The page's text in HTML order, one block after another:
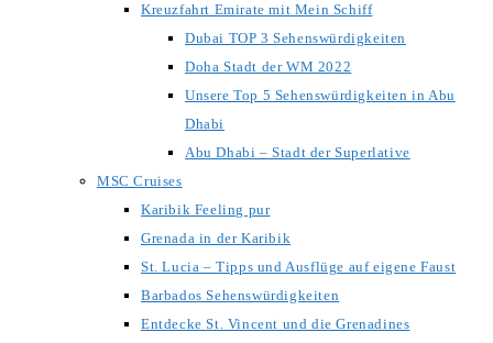
Kreuzfahrt Emirate mit Mein Schiff
Dubai TOP 3 Sehenswürdigkeiten
Doha Stadt der WM 2022
Unsere Top 5 Sehenswürdigkeiten in Abu
Dhabi
Abu Dhabi – Stadt der Superlative
MSC Cruises
Karibik Feeling pur
Grenada in der Karibik
St. Lucia – Tipps und Ausflüge auf eigene Faust
Barbados Sehenswürdigkeiten
Entdecke St. Vincent und die Grenadines